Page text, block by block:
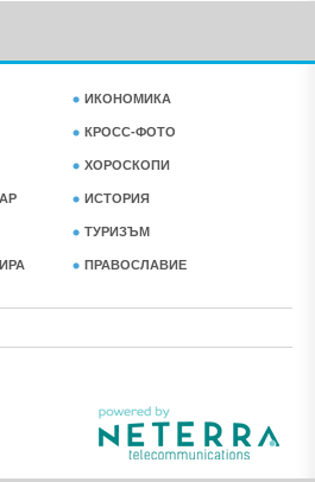
ИКОНОМИКА
КРОСС-ФОТО
ХОРОСКОПИ
ИСТОРИЯ
ТУРИЗЪМ
ПРАВОСЛАВИЕ